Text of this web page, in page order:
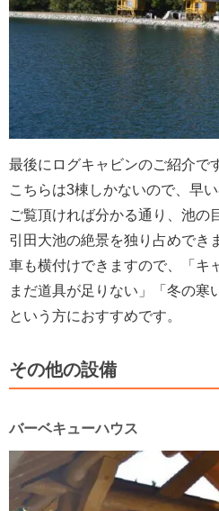
最後にログキャビンのご紹介で
こちらは3棟しかないので、早い
ご覧頂ければ分かる通り、池の
引田大池の絶景を独り占めでき
車も横付けできますので、「キ
まだ道具が足りない」「冬の寒
という方におすすめです。
その他の設備
バーベキューハウス